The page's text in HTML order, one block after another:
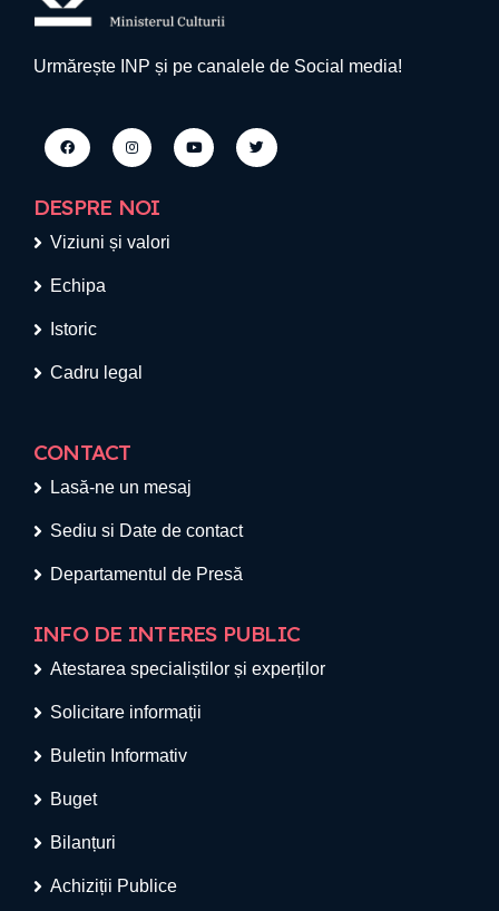
Urmărește INP și pe canalele de Social media!
DESPRE NOI
Viziuni și valori
Echipa
Istoric
Cadru legal
CONTACT
Lasă-ne un mesaj
Sediu si Date de contact
Departamentul de Presă
INFO DE INTERES PUBLIC
Atestarea specialiștilor și experților
Solicitare informații
Buletin Informativ
Buget
Bilanțuri
Achiziții Publice